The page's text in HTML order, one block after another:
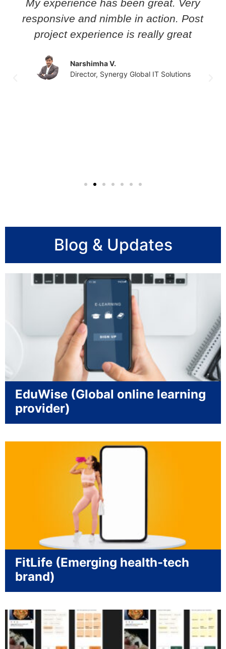
My experience has been great. Very
responsive and nimble in action. Post
project experience is really great
Narshimha V.
Director, Synergy Global IT Solutions
Blog & Updates
EduWise (Global online learning
provider)
FitLife (Emerging health-tech
brand)